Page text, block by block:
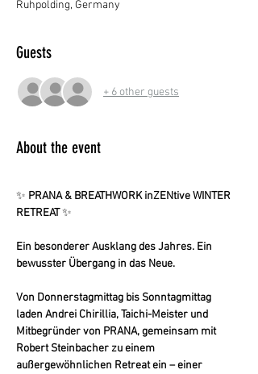
Ruhpolding, Germany
Guests
+ 6 other guests
About the event
✨ PRANA & BREATHWORK inZENtive WINTER
RETREAT ✨
Ein besonderer Ausklang des Jahres. Ein
bewusster Übergang in das Neue.
Von Donnerstagmittag bis Sonntagmittag
laden Andrei Chirillia, Taichi-Meister und
Mitbegründer von PRANA, gemeinsam mit
Robert Steinbacher zu einem
außergewöhnlichen Retreat ein – einer